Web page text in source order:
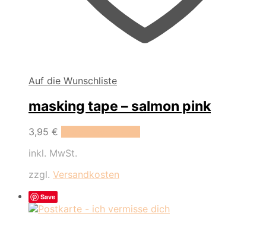
Auf die Wunschliste
masking tape – salmon pink
3,95 €
inkl. MwSt.
zzgl. Versandkosten
Save